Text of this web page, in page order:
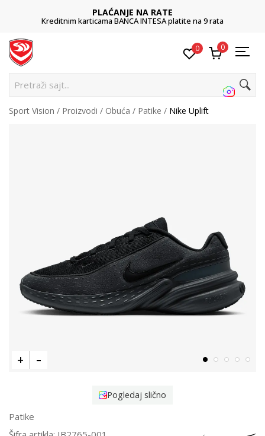
PLAĆANJE NA RATE
Kreditnim karticama BANCA INTESA platite na 9 rata
0 0
Pretraži sajt...
Sport Vision Proizvodi Obuća Patike Nike Uplift
Pogledaj slično
Patike